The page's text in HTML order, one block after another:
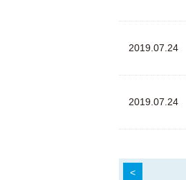
2019.07.24
2019.07.24
<